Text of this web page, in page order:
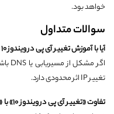
خواهد بود.
سوالات متداول
آیا با آموزش تغییر آی پی در ویندوز 10 می‌توانم پینگ بازی را کم کنم؟
اگر مشکل از مسیریابی یا DNS باشد. اما اگر منشاء مشکل سمت
تغییر IP اثر محدودی دارد.
تفاوت «تغییر آی پی در ویندوز 10» با «تغییر ای پی سیستم در ویندوز 10» چیست؟